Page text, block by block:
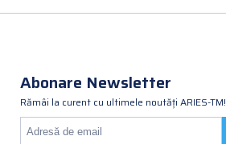
Abonare Newsletter
Rămâi la curent cu ultimele noutăți ARIES-TM!